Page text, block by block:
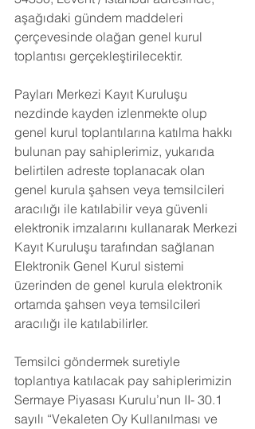
aşağıdaki gündem maddeleri
çerçevesinde olağan genel kurul
toplantısı gerçekleştirilecektir.
Payları Merkezi Kayıt Kuruluşu
nezdinde kayden izlenmekte olup
genel kurul toplantılarına katılma hakkı
bulunan pay sahiplerimiz, yukarıda
belirtilen adreste toplanacak olan
genel kurula şahsen veya temsilcileri
aracılığı ile katılabilir veya güvenli
elektronik imzalarını kullanarak Merkezi
Kayıt Kuruluşu tarafından sağlanan
Elektronik Genel Kurul sistemi
üzerinden de genel kurula elektronik
ortamda şahsen veya temsilcileri
aracılığı ile katılabilirler.
Temsilci göndermek suretiyle
toplantıya katılacak pay sahiplerimizin
Sermaye Piyasası Kurulu’nun II- 30.1
sayılı “Vekaleten Oy Kullanılması ve